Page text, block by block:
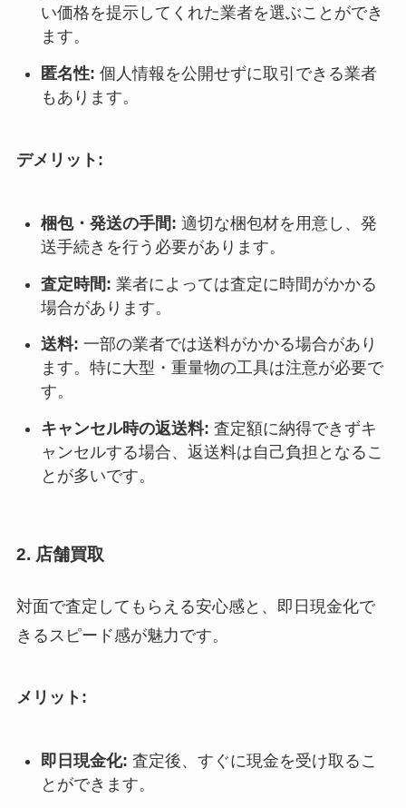
い価格を提示してくれた業者を選ぶことができ
ます。
匿名性: 個人情報を公開せずに取引できる業者
もあります。
デメリット:
梱包・発送の手間: 適切な梱包材を用意し、発
送手続きを行う必要があります。
査定時間: 業者によっては査定に時間がかかる
場合があります。
送料: 一部の業者では送料がかかる場合があり
ます。特に大型・重量物の工具は注意が必要で
す。
キャンセル時の返送料: 査定額に納得できずキ
ャンセルする場合、返送料は自己負担となるこ
とが多いです。
2. 店舗買取
対面で査定してもらえる安心感と、即日現金化で
きるスピード感が魅力です。
メリット:
即日現金化: 査定後、すぐに現金を受け取るこ
とができます。